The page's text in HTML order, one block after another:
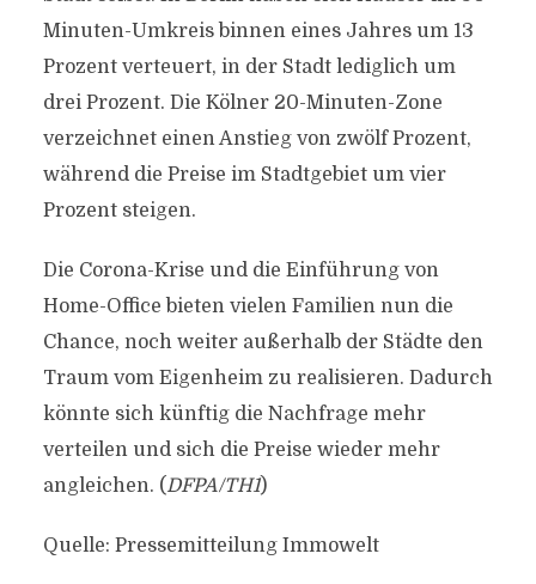
Minuten-Umkreis binnen eines Jahres um 13
Prozent verteuert, in der Stadt lediglich um
drei Prozent. Die Kölner 20-Minuten-Zone
verzeichnet einen Anstieg von zwölf Prozent,
während die Preise im Stadtgebiet um vier
Prozent steigen.
Die Corona-Krise und die Einführung von
Home-Office bieten vielen Familien nun die
Chance, noch weiter außerhalb der Städte den
Traum vom Eigenheim zu realisieren. Dadurch
könnte sich künftig die Nachfrage mehr
verteilen und sich die Preise wieder mehr
angleichen. (DFPA/TH1)
Quelle: Pressemitteilung Immowelt